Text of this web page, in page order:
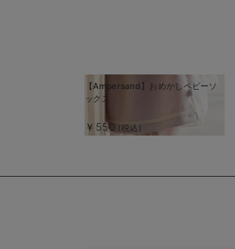
商
品
細
商
品
詳
細
見
【Ampersand】おめかしベビーソ
ックス
￥550 (税込)